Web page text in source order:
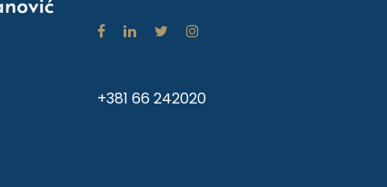
+381 66 242020